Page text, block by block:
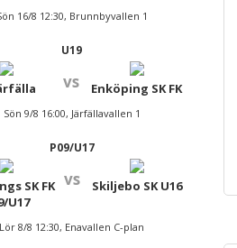
16/8 12:30, Brunnbyvallen 1
U19
vs Enköping SK FK
Sön 9/8 16:00, Järfällavallen 1
P09/U17
SK FK
U17
vs Skiljebo SK U16
Lör 8/8 12:30, Enavallen C-plan